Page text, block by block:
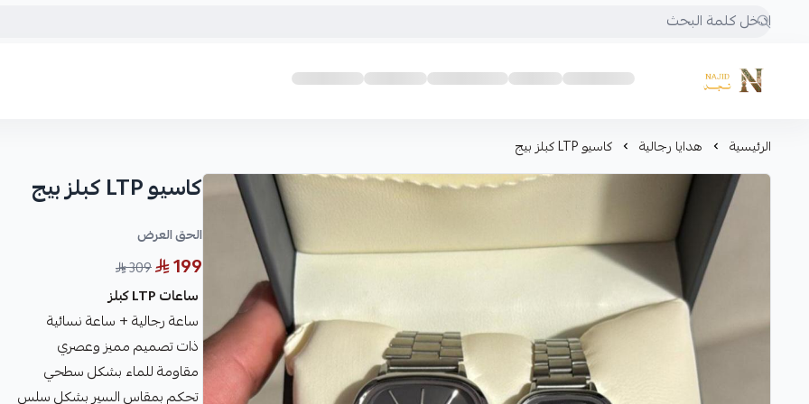
متجر نجد
الرئيسية هدايا رجالية كاسيو LTP كبلز بيج
كاسيو LTP كبلز بيج
الحق العرض
199
309
ساعات LTP كبلز
ساعة رجالية + ساعة نسائية
ذات تصميم مميز وعصري
مقاومة للماء بشكل سطحي
تحكم بمقاس السير بشكل سلس